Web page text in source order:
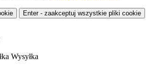
Enter - zaakceptuj wszystkie pliki cookie
Wysyłka